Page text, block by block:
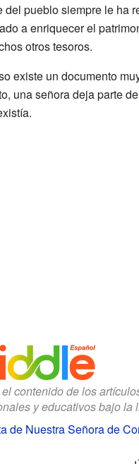
del pueblo siempre le ha
a enriquecer el
otros tesoros.
existe un documento
una señora deja parte
el contenido de los
y educativos bajo la
de Nuestra Señora de